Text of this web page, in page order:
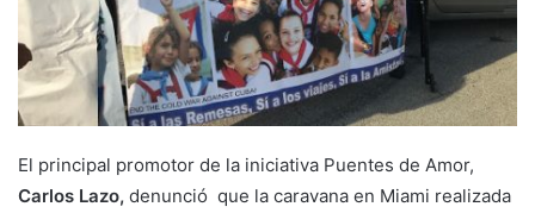
El principal promotor de la iniciativa Puentes de Amor,
Carlos Lazo, denunció que la caravana en Miami realizada